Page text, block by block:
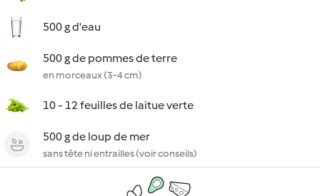
500 g d'eau
500 g de pommes de terre
en morceaux (3-4 cm)
10 - 12 feuilles de laitue verte
500 g de loup de mer
sans tête ni entrailles (voir conseils)